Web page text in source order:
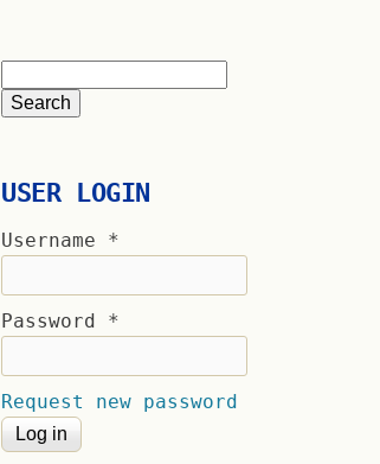
USER LOGIN
Username *
Password *
Request new password